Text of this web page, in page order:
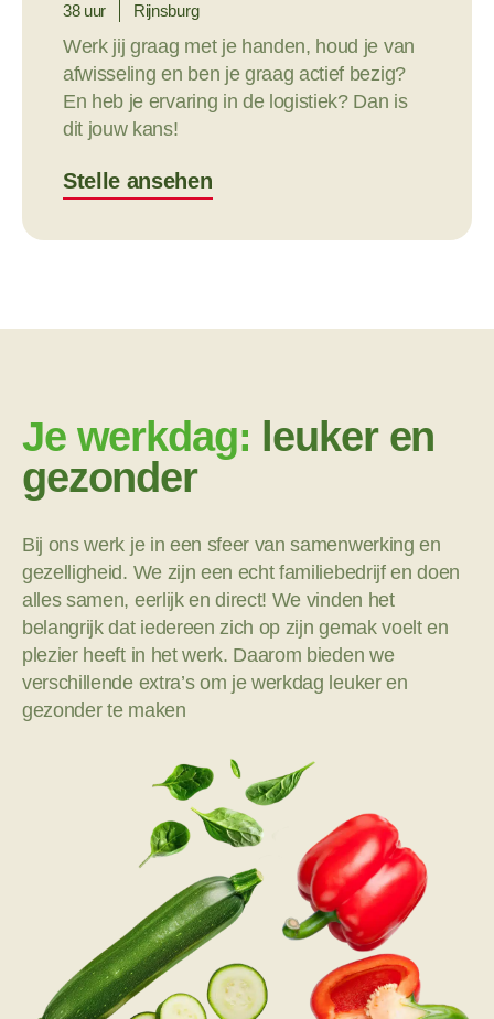
38 uur Rijnsburg
Werk jij graag met je handen, houd je van
afwisseling en ben je graag actief bezig?
En heb je ervaring in de logistiek? Dan is
dit jouw kans!
Stelle ansehen
Je werkdag: leuker en
gezonder
Bij ons werk je in een sfeer van samenwerking en
gezelligheid. We zijn een echt familiebedrijf en doen
alles samen, eerlijk en direct! We vinden het
belangrijk dat iedereen zich op zijn gemak voelt en
plezier heeft in het werk. Daarom bieden we
verschillende extra’s om je werkdag leuker en
gezonder te maken